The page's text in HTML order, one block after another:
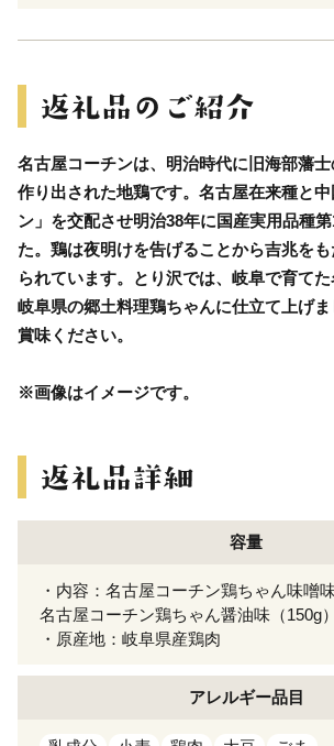
名古屋コーチンは、明治時代に旧海部藩
作り出された地鶏です。名古屋在来種と
ン」を交配させ明治38年に国産実用品種
た。鶏は夜明けを告げることから吉兆をも
られています。とり沢では、岐阜で育て
岐阜県の郷土料理鶏ちゃんに仕立て上げ
賞味ください。
※画像はイメージです。
容量
・内容：名古屋コーチン鶏ちゃん味噌
名古屋コーチン鶏ちゃん醤油味（150g
・原産地：岐阜県産鶏肉
アレルギー品目